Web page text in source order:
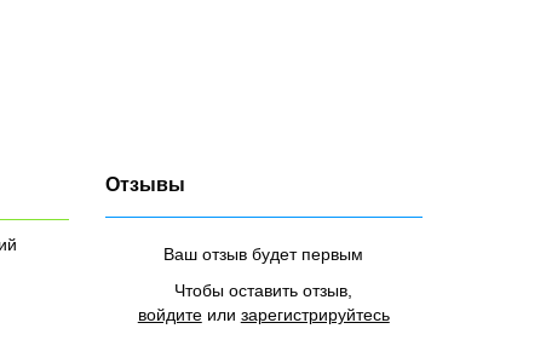
Отзывы
Ваш отзыв будет первым
Чтобы оставить отзыв,
войдитеили зарегистрируйтесь